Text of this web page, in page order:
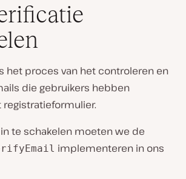
het proces van het controleren en
die gebruikers hebben
registratieformulier.
te schakelen moeten we de
implementeren in ons